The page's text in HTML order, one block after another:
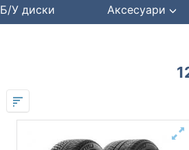
Б/У диски Аксесуари